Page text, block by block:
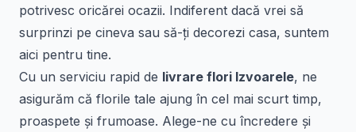
potrivesc oricărei ocazii. Indiferent dacă vrei să
surprinzi pe cineva sau să-ți decorezi casa, suntem
aici pentru tine.
Cu un serviciu rapid de livrare flori Izvoarele, ne
asigurăm că florile tale ajung în cel mai scurt timp,
proaspete și frumoase. Alege-ne cu încredere și